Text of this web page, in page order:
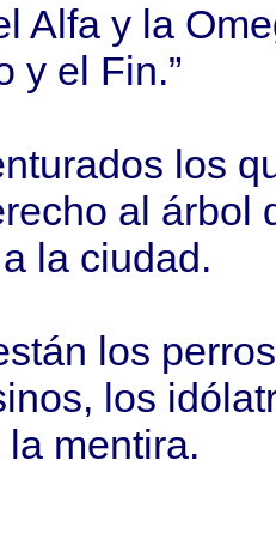
Alfay la
y el Fin.”
los
al árbol
a la ciudad.
los perros
, los
la mentira.